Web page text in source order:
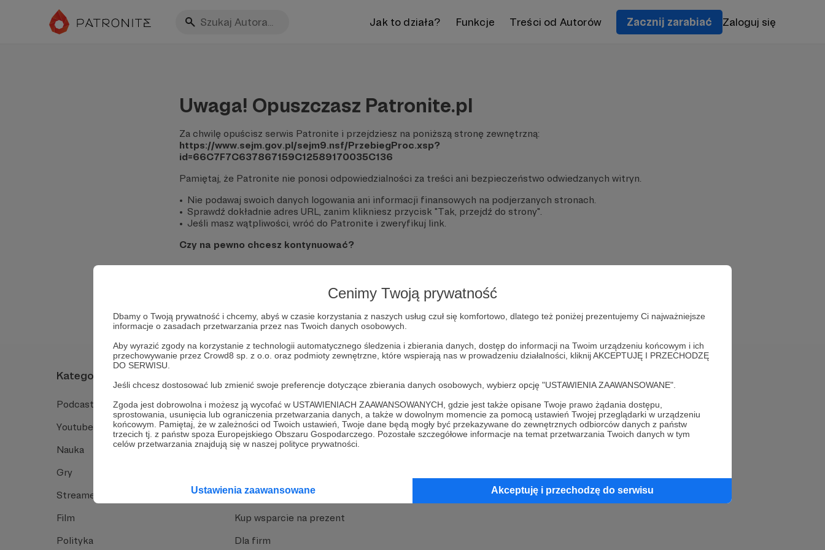
Cenimy Twoją prywatność
Dbamy o Twoją prywatność i chcemy, abyś w czasie korzystania z naszych usług czuł się komfortowo, dlatego też poniżej prezentujemy Ci najważniejsze
informacje o zasadach przetwarzania przez nas Twoich danych osobowych.
Aby wyrazić zgody na korzystanie z technologii automatycznego śledzenia i zbierania danych, dostęp do informacji na Twoim urządzeniu końcowym i ich
przechowywanie przez Crowd8 sp. z o.o. oraz podmioty zewnętrzne, które wspierają nas w prowadzeniu działalności, kliknij AKCEPTUJĘ I PRZECHODZĘ
DO SERWISU.
Jeśli chcesz dostosować lub zmienić swoje preferencje dotyczące zbierania danych osobowych, wybierz opcję "USTAWIENIA ZAAWANSOWANE".
Zgoda jest dobrowolna i możesz ją wycofać w USTAWIENIACH ZAAWANSOWANYCH, gdzie jest także opisane Twoje prawo żądania dostępu,
sprostowania, usunięcia lub ograniczenia przetwarzania danych, a także w dowolnym momencie za pomocą ustawień Twojej przeglądarki w urządzeniu
końcowym. Pamiętaj, że w zależności od Twoich ustawień, Twoje dane będą mogły być przekazywane do zewnętrznych odbiorców danych z państw
trzecich tj. z państw spoza Europejskiego Obszaru Gospodarczego. Pozostałe szczegółowe informacje na temat przetwarzania Twoich danych w tym
celów przetwarzania znajdują się w naszej polityce prywatności.
Ustawienia zaawansowane Akceptuję i przechodzę do serwisu
Jak to działa? Funkcje Treści od Autorów Zacznij zarabiać Zaloguj się
Uwaga! Opuszczasz Patronite.pl
Za chwilę opuścisz serwis Patronite i przejdziesz na poniższą stronę zewnętrzną:
https://www.sejm.gov.pl/sejm9.nsf/PrzebiegProc.xsp?
id=66C7F7C637867159C12589170035C136
Pamiętaj, że Patronite nie ponosi odpowiedzialności za treści ani bezpieczeństwo odwiedzanych witryn.
Nie podawaj swoich danych logowania ani informacji finansowych na podjerzanych stronach.
Sprawdź dokładnie adres URL, zanim klikniesz przycisk "Tak, przejdź do strony".
Jeśli masz wątpliwości, wróć do Patronite i zweryfikuj link.
Czy na pewno chcesz kontynuować?
Kategorie
Podcast
Youtube
Nauka
Gry
Streamerzy
Film
Polityka
Jak to działa
Funkcje Patronite
Dlaczego Patronite?
Opinie Twórców
Kup wsparcie na prezent
Dla firm
MCN Patronite
Suppi.pl
FAQ
Kontakt z zespołem Patronite